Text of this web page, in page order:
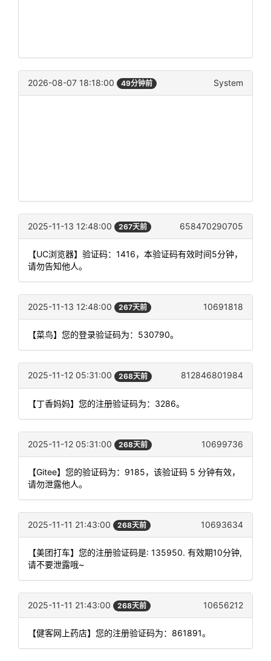
2026-08-07 18:18:00 49分钟前 System
2025-11-13 12:48:00 267天前 658470290705
【UC浏览器】验证码：1416，本验证码有效时间5分钟，
请勿告知他人。
2025-11-13 12:48:00 267天前 10691818
【菜鸟】您的登录验证码为：530790。
2025-11-12 05:31:00 268天前 812846801984
【丁香妈妈】您的注册验证码为：3286。
2025-11-12 05:31:00 268天前 10699736
【Gitee】您的验证码为：9185，该验证码 5 分钟有效，
请勿泄露他人。
2025-11-11 21:43:00 268天前 10693634
【美团打车】您的注册验证码是: 135950. 有效期10分钟,
请不要泄露哦~
2025-11-11 21:43:00 268天前 10656212
【健客网上药店】您的注册验证码为：861891。